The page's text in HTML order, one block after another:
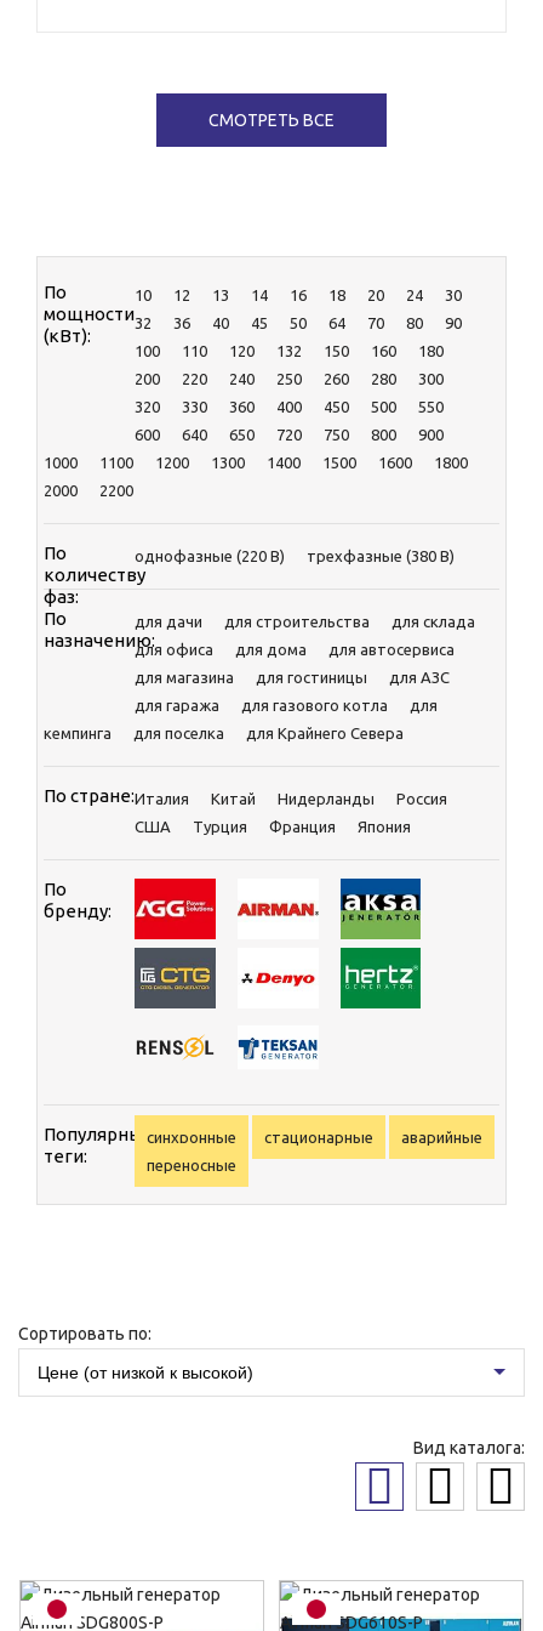
MOTOR
TEKSAN
TOYO
СМОТРЕТЬ ВСЕ
По
мощности
(кВт):
10 12 13 14 16 18 20 24
30
32
36 40 45 50 64 70 80
90
100
110 120 132 150 160
180
200
220 240 250 260 280
300
320
330 360 400 450 500
550
600
640 650 720 750 800
900
1000
1100 1200 1300 1400 1500 1600
1800
2000
2200
По
количеству
фаз:
однофазные (220 В) трехфазные (380 В)
По
назначению:
для дачи для строительства
для склада
для офиса
для дома
для автосервиса
для магазина
для гостиницы
для АЗС
для гаража
для газового котла
для
кемпинга
для поселка для Крайнего Севера
По стране:Италия Китай Нидерланды
Россия
CША
Турция Франция Япония
По
бренду:
Популярные
теги:
синхронные стационарные
аварийные
переносные
Сортировать по:
Цене (от низкой к высокой)
Вид каталога: